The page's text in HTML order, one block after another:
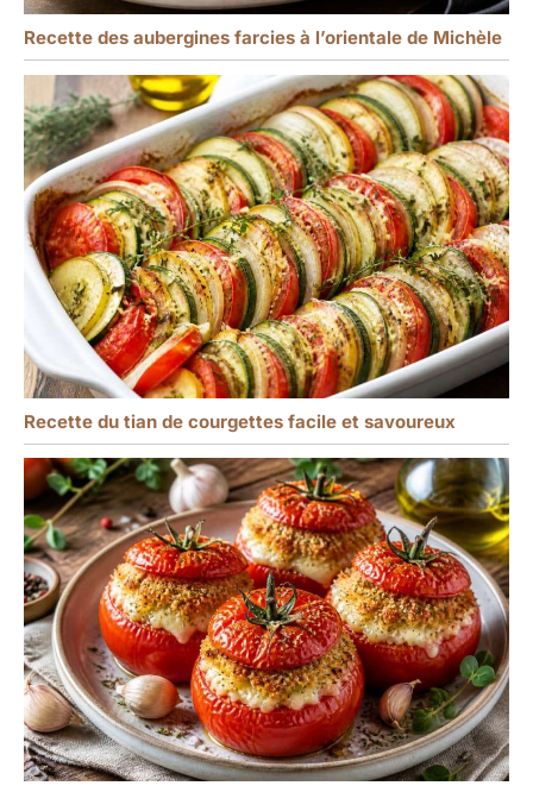
Recette des aubergines farcies à l’orientale de Michèle
Recette du tian de courgettes facile et savoureux